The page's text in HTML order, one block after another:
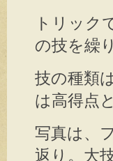
トリック
の技を繰
技の種類
は高得点
写真は、
返り。大